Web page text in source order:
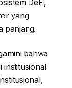
DeFi,
yang
panjang.
bahwa
institusional